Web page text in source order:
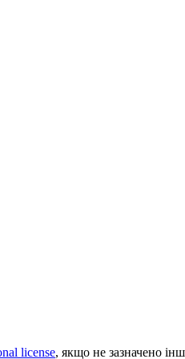
license, якщо не зазначено